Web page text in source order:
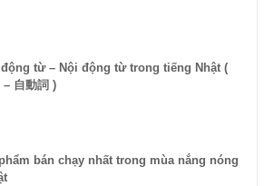
động từ – Nội động từ trong tiếng Nhật (
– 自動詞 )
bán chạy nhất trong mùa nắng nóng